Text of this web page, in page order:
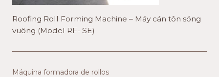
Roofing Roll Forming Machine – Máy cán tôn sóng
vuông (Model RF- SE)
Máquina formadora de rollos